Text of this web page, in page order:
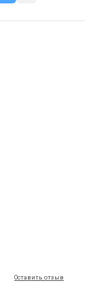
Оставить отзыв